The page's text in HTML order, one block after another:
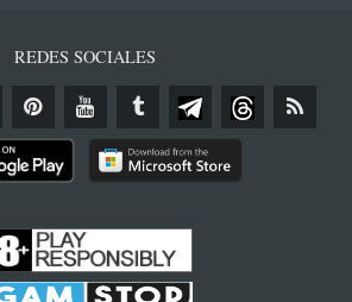
REDES SOCIALES